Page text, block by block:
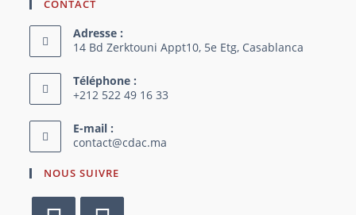
CONTACT
Adresse :
14 Bd Zerktouni Appt10, 5e Etg, Casablanca
Téléphone :
+212 522 49 16 33
E-mail :
contact@cdac.ma​
NOUS SUIVRE